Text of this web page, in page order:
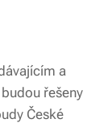
a
řešeny
České